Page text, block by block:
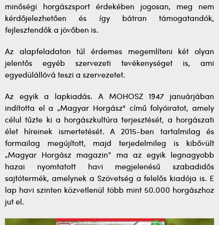
minőségi horgászsport érdekében jogosan, meg nem
kérdőjelezhetően és így bátran támogatandók,
fejlesztendők a jövőben is.
Az alapfeladaton túl érdemes megemlíteni két olyan
jelentős egyéb szervezeti tevékenységet is, ami
egyedülállóvá teszi a szervezetet.
Az egyik a lapkiadás. A MOHOSZ 1947 januárjában
indította el a „Magyar Horgász" című folyóiratot, amely
célul tűzte ki a horgászkultúra terjesztését, a horgászati
élet híreinek ismertetését. A 2015-ben tartalmilag és
formailag megújított, majd terjedelmileg is kibővült
„Magyar Horgász magazin” ma az egyik legnagyobb
hazai nyomtatott havi megjelenésű szabadidős
sajtótermék, amelynek a Szövetség a felelős kiadója is. E
lap havi szinten közvetlenül több mint 50.000 horgászhoz
jut el.